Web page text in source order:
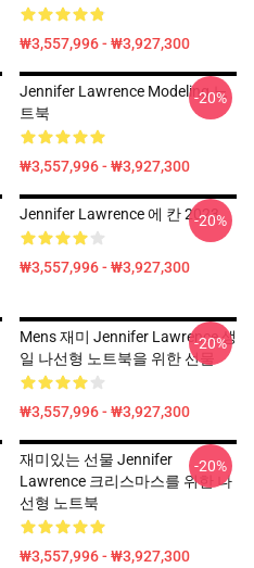
₩3,557,996 - ₩3,927,300
Jennifer Lawrence Modeling 노
트북
₩3,557,996 - ₩3,927,300
-20%
Jennifer Lawrence 에 칸 2023
₩3,557,996 - ₩3,927,300
-20%
Mens 재미 Jennifer Lawrence 생
일 나선형 노트북을 위한 선물
₩3,557,996 - ₩3,927,300
-20%
재미있는 선물 Jennifer
Lawrence 크리스마스를 위한 나
선형 노트북
₩3,557,996 - ₩3,927,300
-20%